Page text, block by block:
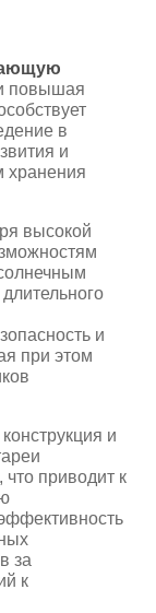
повышая
в
и
хранения
высокой
и
при этом
и
приводит к
за
к